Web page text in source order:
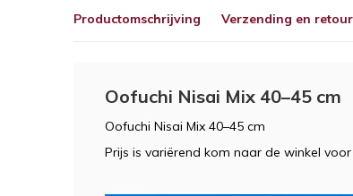
Productomschrijving Verzending en retour
Oofuchi Nisai Mix 40–45 cm
Oofuchi Nisai Mix 40–45 cm
Prijs is variërend kom naar de winkel